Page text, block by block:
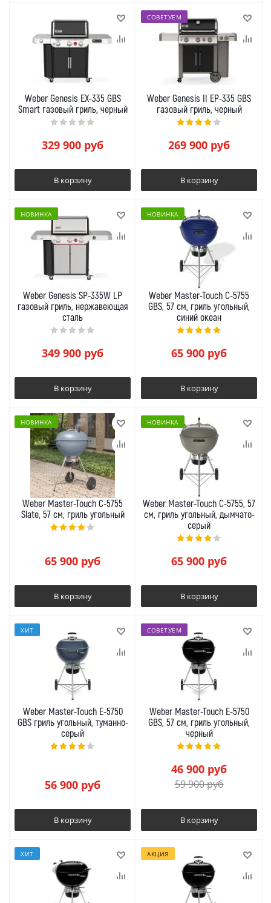
Weber Genesis EX-335 GBS
Smart газовый гриль, черный
329 900 руб
В корзину
СОВЕТУЕМ
Weber Genesis II EP-335 GBS
газовый гриль, черный
269 900 руб
В корзину
НОВИНКА
Weber Genesis SP-335W LP
газовый гриль, нержавеющая
сталь
349 900 руб
В корзину
НОВИНКА
Weber Master-Touch C-5755
GBS, 57 см, гриль угольный,
синий океан
65 900 руб
В корзину
НОВИНКА
Weber Master-Touch C-5755
Slate, 57 см, гриль угольный
65 900 руб
В корзину
НОВИНКА
Weber Master-Touch C-5755, 57
см, гриль угольный, дымчато-
серый
65 900 руб
В корзину
ХИТ
Weber Master-Touch E-5750
GBS гриль угольный, туманно-
серый
56 900 руб
В корзину
СОВЕТУЕМ
Weber Master-Touch E-5750
GBS, 57 см, гриль угольный,
черный
46 900 руб
59 900руб
В корзину
ХИТ АКЦИЯ